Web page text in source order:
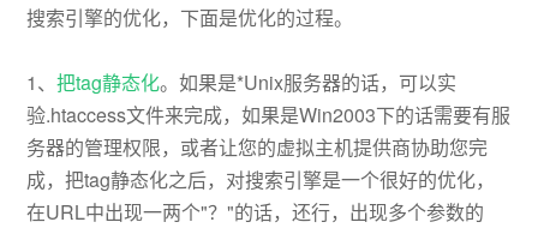
搜索引擎的优化，下面是优化的过程。
1、把tag静态化。如果是*Unix服务器的话，可以实
验.htaccess文件来完成，如果是Win2003下的话需要有服
务器的管理权限，或者让您的虚拟主机提供商协助您完
成，把tag静态化之后，对搜索引擎是一个很好的优化，
在URL中出现一两个"？"的话，还行，出现多个参数的